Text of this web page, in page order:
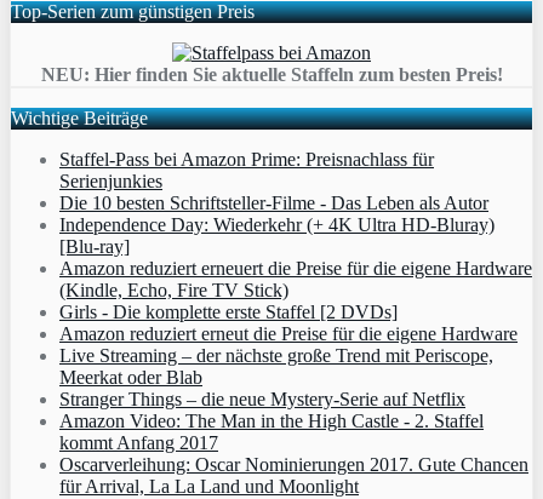
Top-Serien zum günstigen Preis
NEU: Hier finden Sie aktuelle Staffeln zum besten Preis!
Wichtige Beiträge
Staffel-Pass bei Amazon Prime: Preisnachlass für
Serienjunkies
Die 10 besten Schriftsteller-Filme - Das Leben als Autor
Independence Day: Wiederkehr (+ 4K Ultra HD-Bluray)
[Blu-ray]
Amazon reduziert erneuert die Preise für die eigene Hardware
(Kindle, Echo, Fire TV Stick)
Girls - Die komplette erste Staffel [2 DVDs]
Amazon reduziert erneut die Preise für die eigene Hardware
Live Streaming – der nächste große Trend mit Periscope,
Meerkat oder Blab
Stranger Things – die neue Mystery-Serie auf Netflix
Amazon Video: The Man in the High Castle - 2. Staffel
kommt Anfang 2017
Oscarverleihung: Oscar Nominierungen 2017. Gute Chancen
für Arrival, La La Land und Moonlight